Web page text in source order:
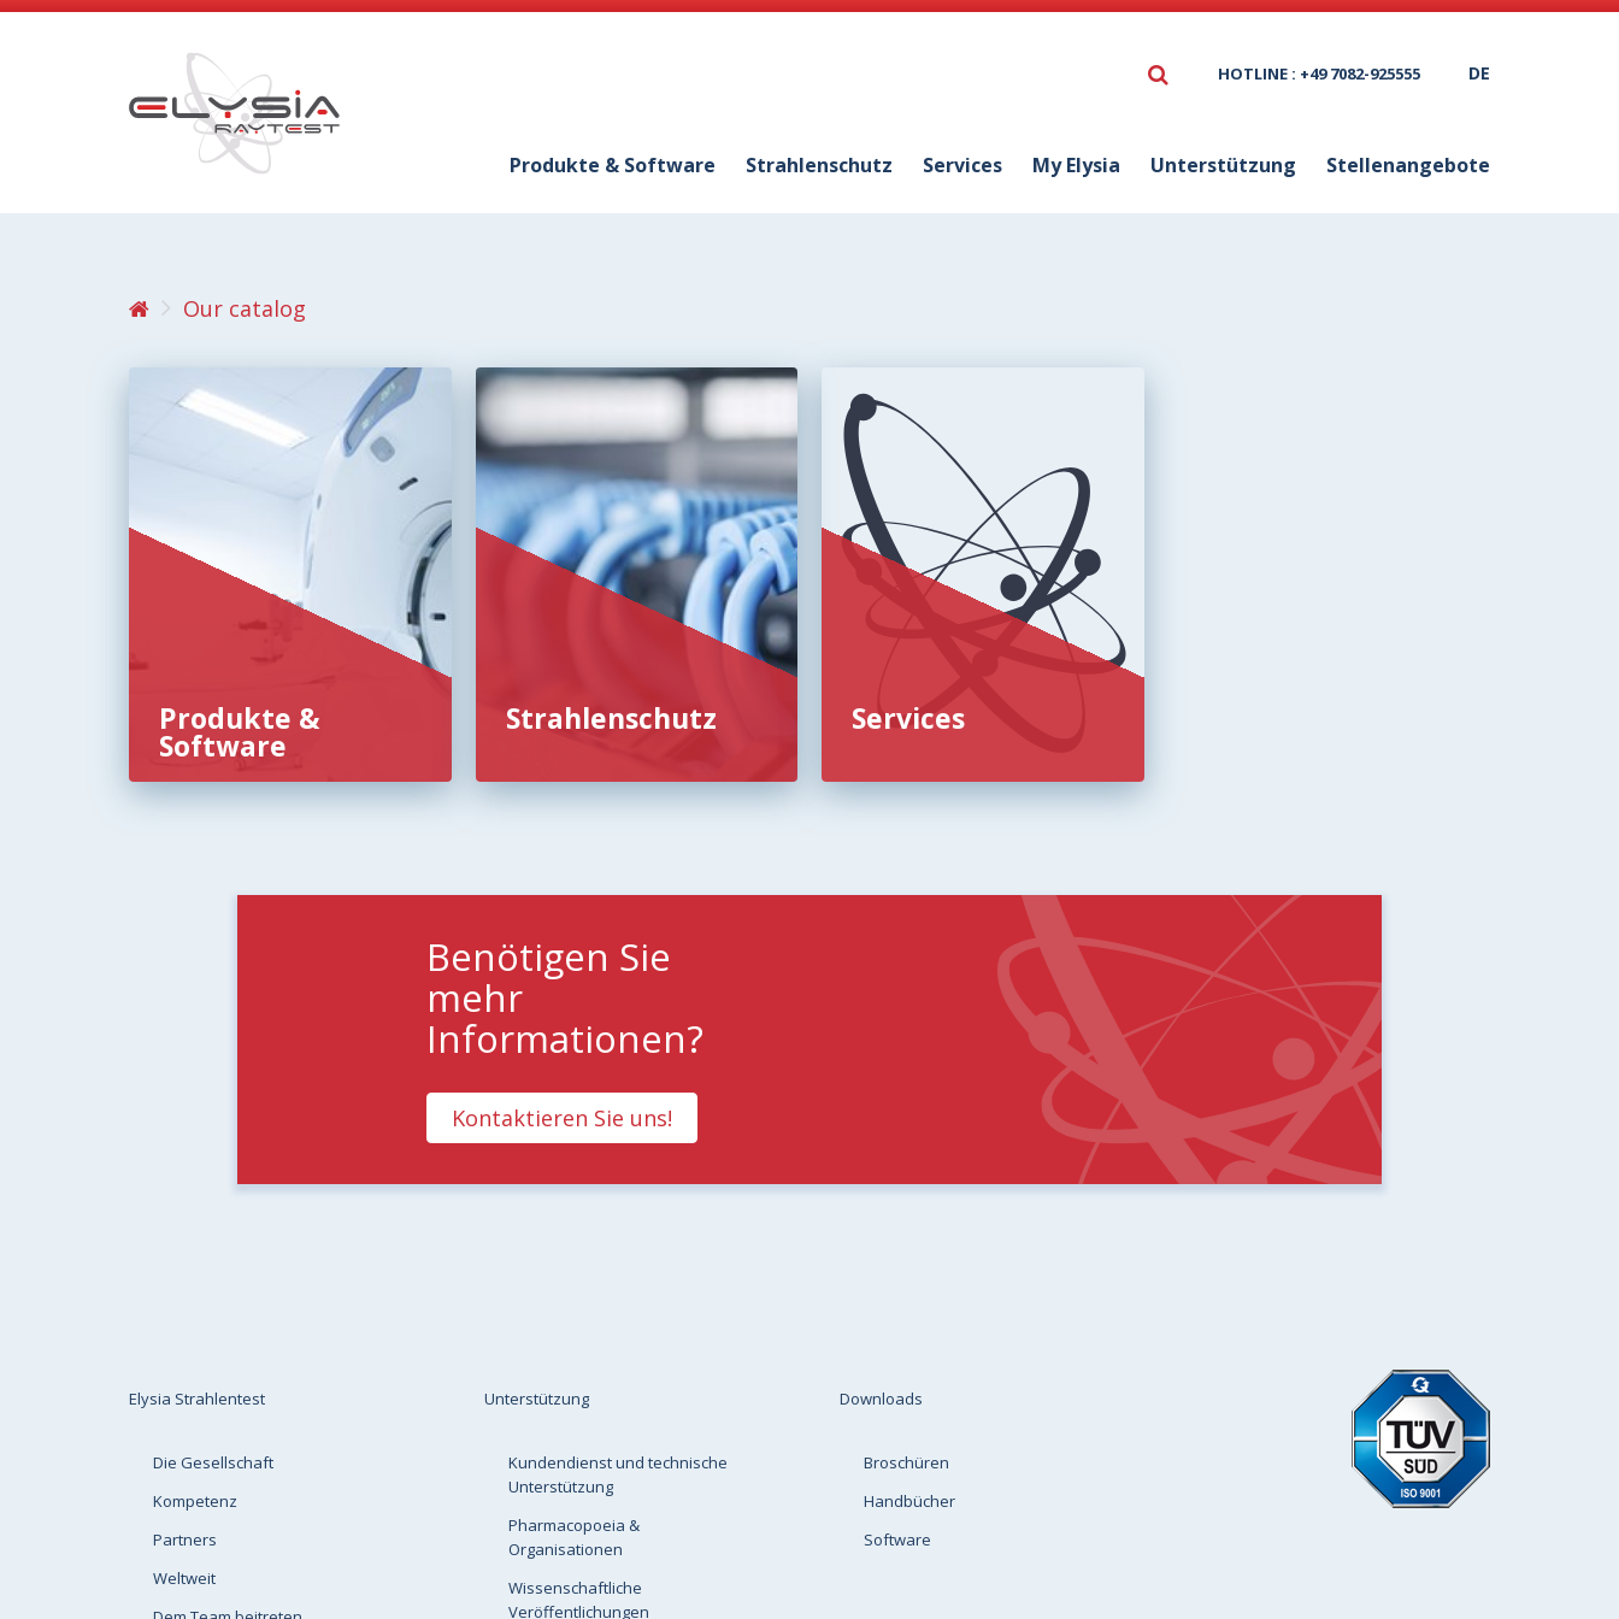
HOTLINE : +49 7082-925555 DE
Produkte & Software Strahlenschutz Services My Elysia Unterstützung Stellenangebote
Our catalog
Produkte &
Software
Strahlenschutz Services
Benötigen Sie
mehr
Informationen?
Kontaktieren Sie uns!
Elysia Strahlentest
Die Gesellschaft
Kompetenz
Partners
Weltweit
Unterstützung
Kundendienst und technische
Unterstützung
Pharmacopoeia &
Organisationen
Wissenschaftliche
Veröffentlichungen
Downloads
Broschüren
Handbücher
Software